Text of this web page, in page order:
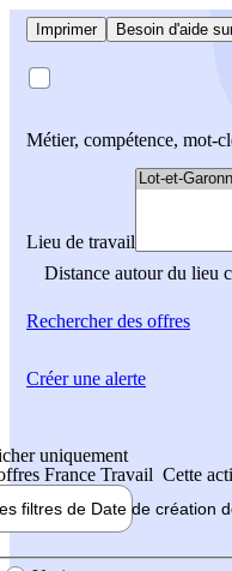
Imprimer Besoin d'aide
Métier, compétence, mot-
Lieu de travail
Distance autour du lieu
Rechercherdes offres
uniquement
France Travail Cette
filtres de Date de création
Créer une alerte